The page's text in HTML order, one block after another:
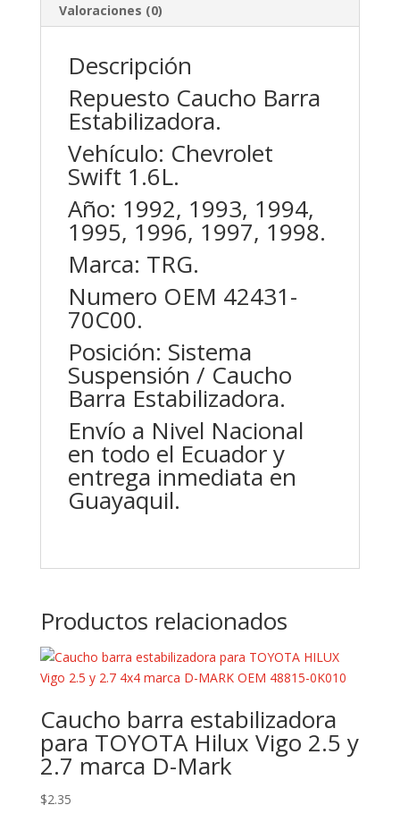
Valoraciones (0)
Descripción
Repuesto Caucho Barra
Estabilizadora.
Vehículo: Chevrolet
Swift 1.6L.
Año: 1992, 1993, 1994,
1995, 1996, 1997, 1998.
Marca: TRG.
Numero OEM 42431-
70C00.
Posición: Sistema
Suspensión / Caucho
Barra Estabilizadora.
Envío a Nivel Nacional
en todo el Ecuador y
entrega inmediata en
Guayaquil.
Productos relacionados
Caucho barra estabilizadora
para TOYOTA Hilux Vigo 2.5 y
2.7 marca D-Mark
$2.35